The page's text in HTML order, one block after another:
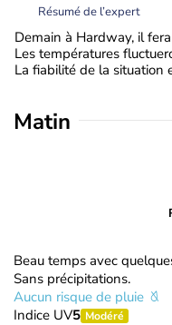
Résumé de l’expert
Demain à Hardway, il
Les températures
La fiabilité de la situation
Matin
Beau temps avec
Sans précipitations.
Aucun risque de pluie
Indice UV5 Modéré